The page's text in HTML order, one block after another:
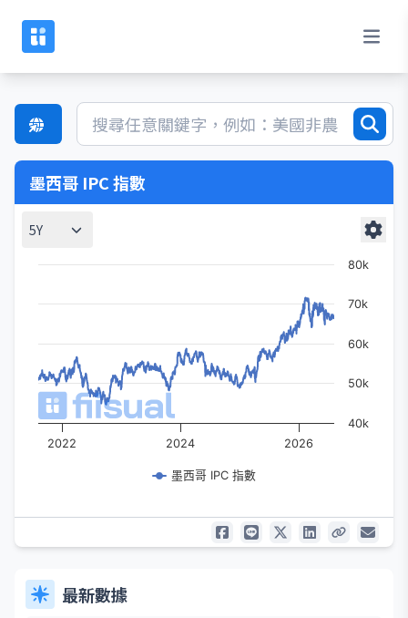
墨西哥 IPC 指數
5Y
墨西哥 IPC 指數
2022 2024 2026
40k
50k
60k
70k
80k
最新數據